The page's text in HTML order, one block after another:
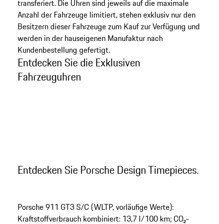
transferiert. Die Uhren sind jeweils auf die maximale
Anzahl der Fahrzeuge limitiert, stehen exklusiv nur den
Besitzern dieser Fahrzeuge zum Kauf zur Verfügung und
werden in der hauseigenen Manufaktur nach
Kundenbestellung gefertigt.
Entdecken Sie die Exklusiven
Fahrzeuguhren
Entdecken Sie Porsche Design Timepieces.
Porsche 911 GT3 S/C (WLTP, vorläufige Werte):
Kraftstoffverbrauch kombiniert: 13,7 l/100 km; CO₂-